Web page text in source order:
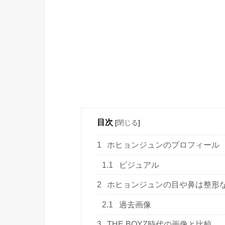
目次 [閉じる]
1 ホヒョンジュンのプロフィール
1.1 ビジュアル
2 ホヒョンジュンの目や鼻は整形
2.1 過去画像